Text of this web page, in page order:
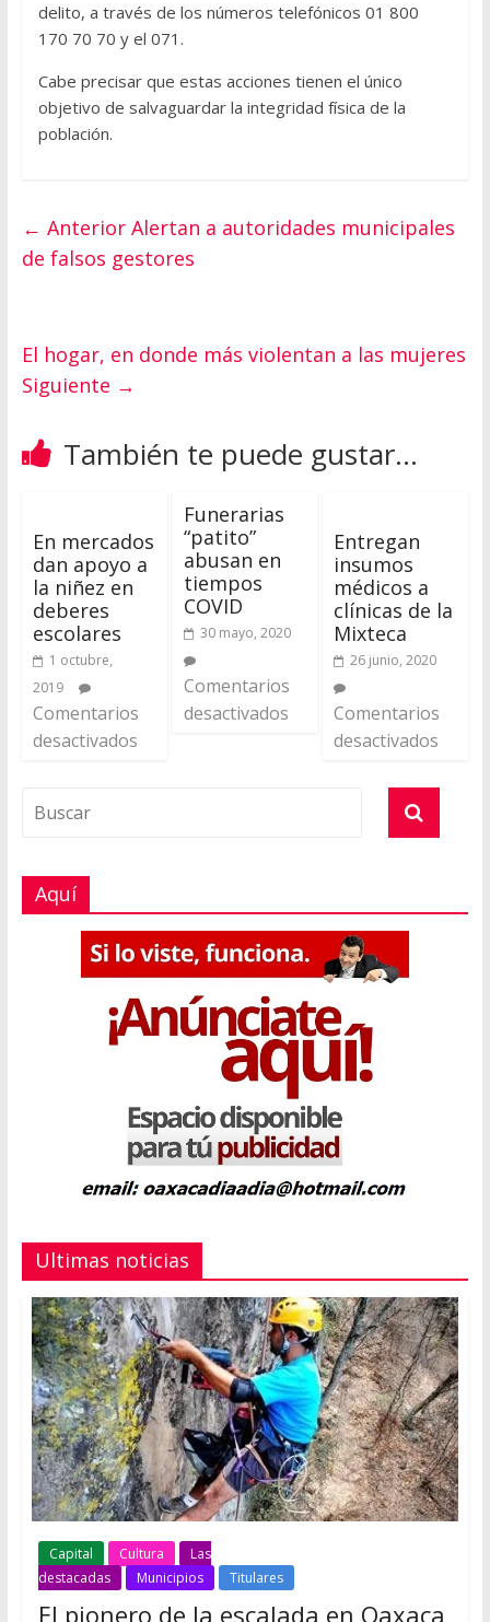
delito, a través de los números telefónicos 01 800
170 70 70 y el 071.
Cabe precisar que estas acciones tienen el único
objetivo de salvaguardar la integridad física de la
población.
← AnteriorAlertan a autoridades municipales
de falsos gestores
El hogar, en donde más violentan a las mujeres
Siguiente →
También te puede gustar...
En mercados
dan apoyo a
la niñez en
deberes
escolares
1 octubre,
2019
Comentarios
desactivados
Funerarias
“patito”
abusan en
tiempos
COVID
30 mayo, 2020
Comentarios
desactivados
Entregan
insumos
médicos a
clínicas de la
Mixteca
26 junio, 2020
Comentarios
desactivados
Aquí
Ultimas noticias
Capital Cultura
Las
destacadas
Municipios Titulares
El pionero de la escalada en Oaxaca